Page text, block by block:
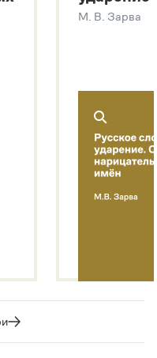
слов
SaluteSpeech
М. В. Зарва